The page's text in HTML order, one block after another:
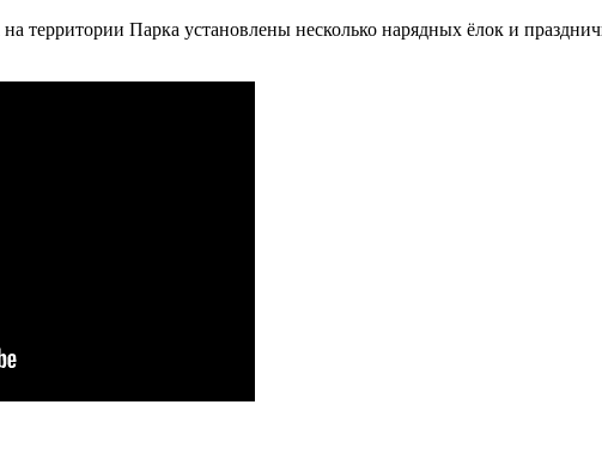
на территории Парка установлены несколько нарядных ёлок и